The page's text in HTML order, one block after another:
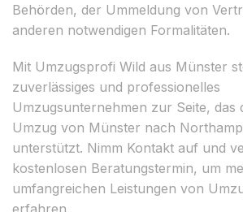
Behörden, der Ummeldung von
anderen notwendigen Formalitäten.
Mit Umzugsprofi Wild aus Münster
zuverlässiges und professionelles
Umzugsunternehmen zur Seite, das
Umzug von Münster nach
unterstützt. Nimm Kontakt auf und
kostenlosen Beratungstermin, um
umfangreichen Leistungen von
erfahren.